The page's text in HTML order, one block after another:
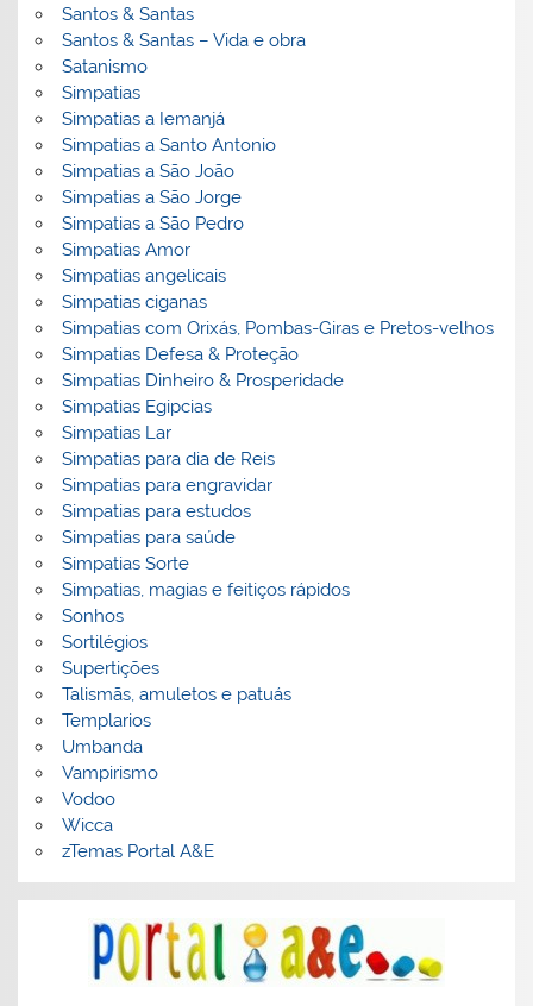
Santos & Santas
Santos & Santas – Vida e obra
Satanismo
Simpatias
Simpatias a Iemanjá
Simpatias a Santo Antonio
Simpatias a São João
Simpatias a São Jorge
Simpatias a São Pedro
Simpatias Amor
Simpatias angelicais
Simpatias ciganas
Simpatias com Orixás, Pombas-Giras e Pretos-velhos
Simpatias Defesa & Proteção
Simpatias Dinheiro & Prosperidade
Simpatias Egipcias
Simpatias Lar
Simpatias para dia de Reis
Simpatias para engravidar
Simpatias para estudos
Simpatias para saúde
Simpatias Sorte
Simpatias, magias e feitiços rápidos
Sonhos
Sortilégios
Supertições
Talismãs, amuletos e patuás
Templarios
Umbanda
Vampirismo
Vodoo
Wicca
zTemas Portal A&E